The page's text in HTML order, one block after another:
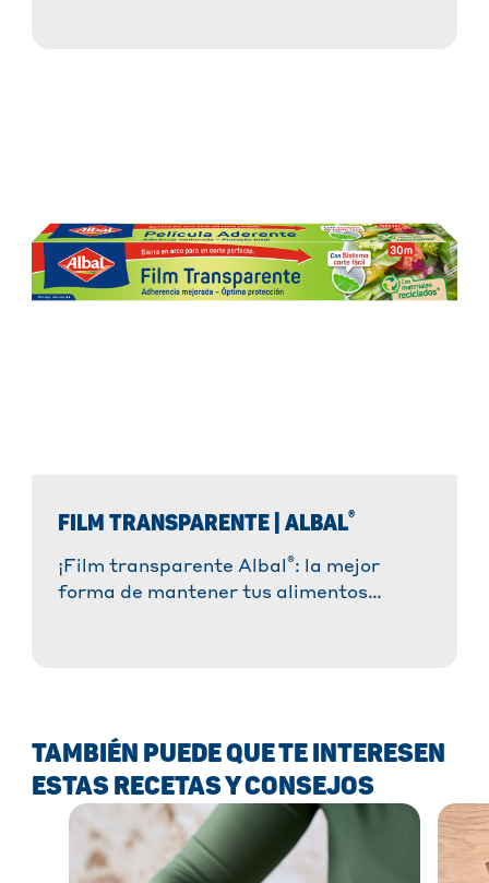
FILM TRANSPARENTE | ALBAL®
¡Film transparente Albal ®: la mejor
forma de mantener tus alimentos
TAMBIÉN PUEDE QUE TE INTERESEN
ESTAS RECETAS Y CONSEJOS